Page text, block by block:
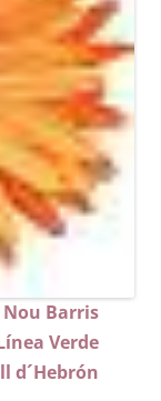
Nou Barris
Verde
d´Hebrón